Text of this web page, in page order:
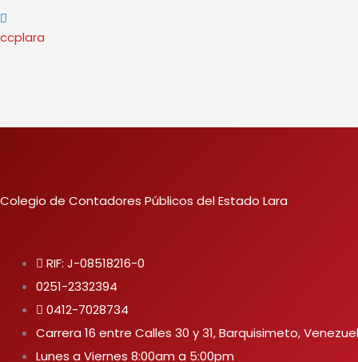
ccplara
Colegio de Contadores Públicos del Estado Lara
RIF: J-08518216-0
0251-2332394
0412-7028734
Carrera 16 entre Calles 30 y 31, Barquisimeto,
Lunes a Viernes 8:00am a 5:00pm